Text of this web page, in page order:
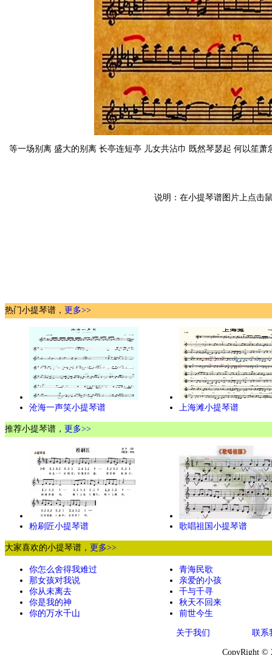
等一场别离 盛大的别离 长亭连短亭 儿女共沾巾 既然琴瑟起 何以笙
说明：在小提琴谱图片上点击
热门小提琴谱， 更多>>
沧海一声笑小提琴谱 上海滩小提琴谱
推荐小提琴谱， 更多>>
粉刷匠小提琴谱 歌唱祖国小提琴谱
大家喜欢的小提琴谱， 更多>>
你怎么舍得我难过
那女孩对我说
你从未离去
你是我的神
你的万水千山
青海民歌
亲爱的小孩
千与千寻
秋天不回来
前世今生
关于我们 联系
CopyRight ©